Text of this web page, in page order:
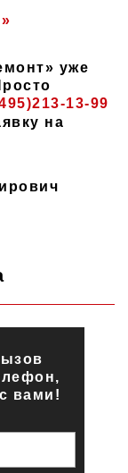
уже
13-99
на
вами!